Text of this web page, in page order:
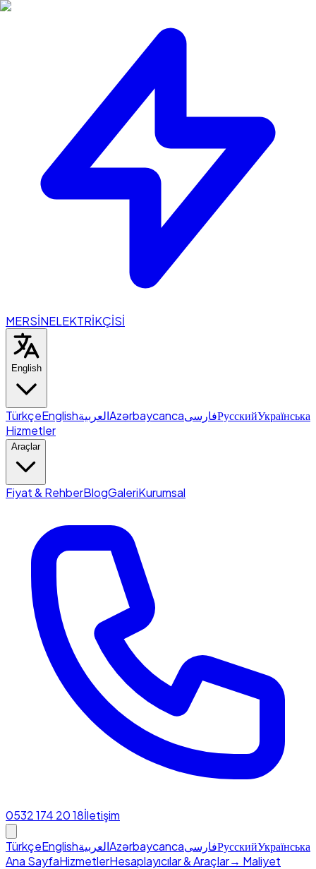
MERSİNELEKTRİKÇİSİ
English
TürkçeEnglishالعربيةAzərbaycancaفارسیРусскийУкраїнська
Hizmetler
Araçlar
Fiyat & RehberBlogGaleriKurumsal
0532 174 20 18İletişim
TürkçeEnglishالعربيةAzərbaycancaفارسیРусскийУкраїнська
Ana SayfaHizmetlerHesaplayıcılar & Araçlar→ Maliyet